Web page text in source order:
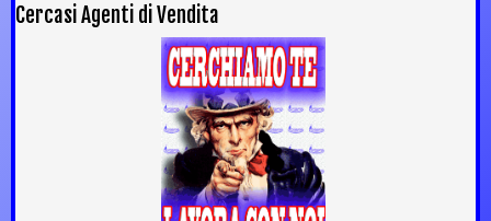
Cercasi Agenti di Vendita